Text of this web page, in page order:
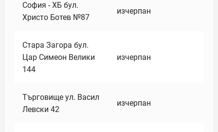
София - ХБ бул.
Христо Ботев №87
изчерпан
Стара Загора бул.
Цар Симеон Велики
144
изчерпан
Търговище ул. Васил
Левски 42
изчерпан